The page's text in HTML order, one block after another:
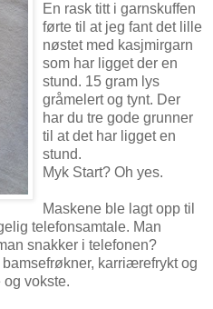
En rask titt i garnskuffen
førte til at jeg fant det lille
nøstet med kasjmirgarn
som har ligget der en
stund. 15 gram lys
gråmelert og tynt. Der
har du tre gode grunner
til at det har ligget en
stund.
Myk Start? Oh yes.
Maskene ble lagt opp til
telefonsamtale. Man
snakker i telefonen?
karriærefrykt og
vokste.